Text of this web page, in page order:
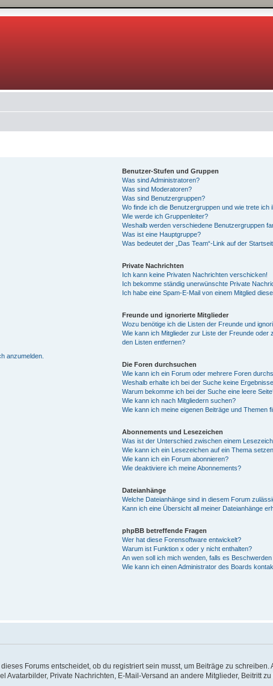
anzumelden.
Benutzer-Stufen und Gruppen
Was sind Administratoren?
Was sind Moderatoren?
Was sind Benutzergruppen?
Wo finde ich die Benutzergruppen und wie trete ich
Wie werde ich Gruppenleiter?
Weshalb werden verschiedene Benutzergruppen
Was ist eine Hauptgruppe?
Was bedeutet der „Das Team“-Link auf der
Private Nachrichten
Ich kann keine Privaten Nachrichten verschicken!
Ich bekomme ständig unerwünschte Private
Ich habe eine Spam-E-Mail von einem Mitglied
Freunde und ignorierte Mitglieder
Wozu benötige ich die Listen der Freunde und
Wie kann ich Mitglieder zur Liste der Freunde oder
den Listen entfernen?
Die Foren durchsuchen
Wie kann ich ein Forum oder mehrere Foren
Weshalb erhalte ich bei der Suche keine
Warum bekomme ich bei der Suche eine leere
Wie kann ich nach Mitgliedern suchen?
Wie kann ich meine eigenen Beiträge und Themen
Abonnements und Lesezeichen
Was ist der Unterschied zwischen einem
Wie kann ich ein Lesezeichen auf ein Thema
Wie kann ich ein Forum abonnieren?
Wie deaktiviere ich meine Abonnements?
Dateianhänge
Welche Dateianhänge sind in diesem Forum
Kann ich eine Übersicht all meiner Dateianhänge
phpBB betreffende Fragen
Wer hat diese Forensoftware entwickelt?
Warum ist Funktion x oder y nicht enthalten?
An wen soll ich mich wenden, falls es
Wie kann ich einen Administrator des Boards
Forums entscheidet, ob du registriert sein musst, um Beiträge zu
Avatarbilder, Private Nachrichten, E-Mail-Versand an andere Mitglieder, Beitritt